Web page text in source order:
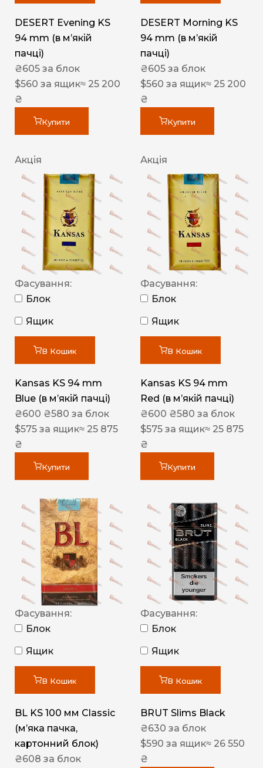
DESERT Evening KS
94 mm (в мʼякій
пачці)
₴605 за блок
$560 за ящик≈ 25 200
₴
Купити
DESERT Morning KS
94 mm (в мʼякій
пачці)
₴605 за блок
$560 за ящик≈ 25 200
₴
Купити
Акція
Фасування:
Блок
Ящик
В Кошик
Kansas KS 94 mm
Blue (в мʼякій пачці)
₴600 ₴580 за блок
$575 за ящик≈ 25 875
₴
Купити
Акція
Фасування:
Блок
Ящик
В Кошик
Kansas KS 94 mm
Red (в мʼякій пачці)
₴600 ₴580 за блок
$575 за ящик≈ 25 875
₴
Купити
Фасування:
Блок
Ящик
В Кошик
BL KS 100 мм Classic
(м’яка пачка,
картонний блок)
₴608 за блок
Фасування:
Блок
Ящик
В Кошик
BRUT Slims Black
₴630 за блок
$590 за ящик≈ 26 550
₴